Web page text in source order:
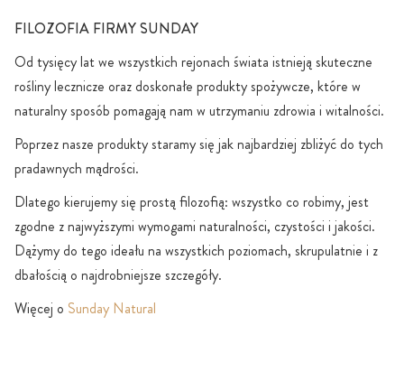
FILOZOFIA FIRMY SUNDAY
Od tysięcy lat we wszystkich rejonach świata istnieją skuteczne
rośliny lecznicze oraz doskonałe produkty spożywcze, które w
naturalny sposób pomagają nam w utrzymaniu zdrowia i witalności.
Poprzez nasze produkty staramy się jak najbardziej zbliżyć do tych
pradawnych mądrości.
Dlatego kierujemy się prostą filozofią: wszystko co robimy, jest
zgodne z najwyższymi wymogami naturalności, czystości i jakości.
Dążymy do tego ideału na wszystkich poziomach, skrupulatnie i z
dbałością o najdrobniejsze szczegóły.
Więcej o Sunday Natural